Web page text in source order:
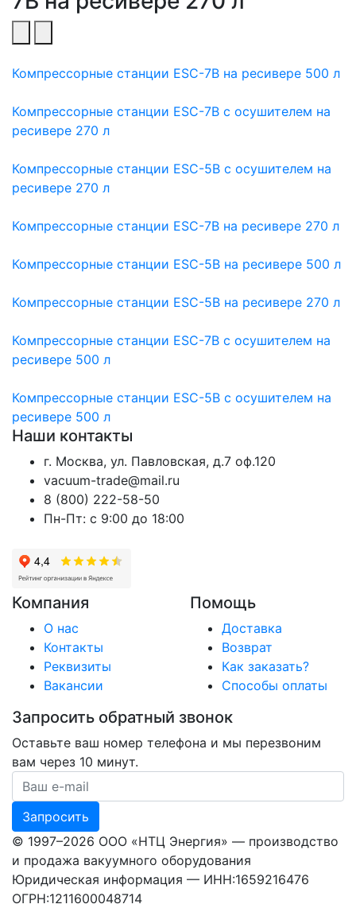
Компрессорные станции ESC-7B на ресивере 500 л
Компрессорные станции ESC-7B с осушителем на
ресивере 270 л
Компрессорные станции ESC-5B с осушителем на
ресивере 270 л
Компрессорные станции ESC-7B на ресивере 270 л
Компрессорные станции ESC-5B на ресивере 500 л
Компрессорные станции ESC-5B на ресивере 270 л
Компрессорные станции ESC-7B с осушителем на
ресивере 500 л
Компрессорные станции ESC-5B с осушителем на
ресивере 500 л
Наши контакты
г. Москва, ул. Павловская, д.7 оф.120
vacuum-trade@mail.ru
8 (800) 222-58-50
Пн-Пт: с 9:00 до 18:00
Компания
О нас
Контакты
Реквизиты
Вакансии
Помощь
Доставка
Возврат
Как заказать?
Способы оплаты
Запросить обратный звонок
Оставьте ваш номер телефона и мы перезвоним
вам через 10 минут.
Ваш номер телефона
Запросить
© 1997–2026 ООО «НТЦ Энергия» — производство
и продажа вакуумного оборудования
Юридическая информация — ИНН:1659216476
ОГРН:1211600048714